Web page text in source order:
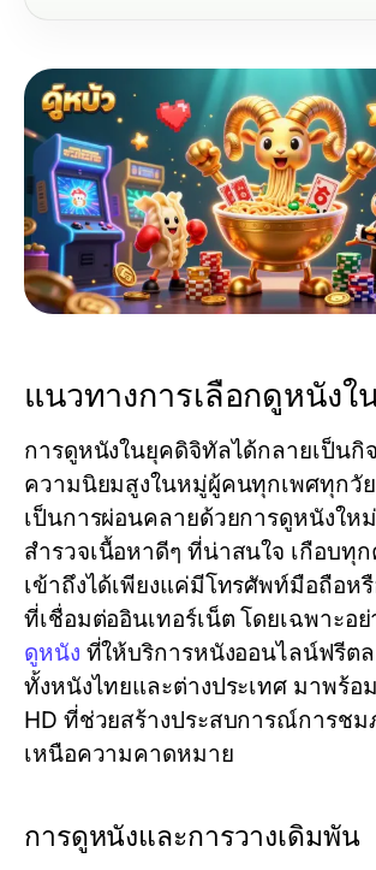
แนวทางการเลือกดูหนัง
การดูหนังในยุคดิจิทัลได้กลายเป็นกิ
ความนิยมสูงในหมู่ผู้คนทุกเพศทุกวัย
เป็นการผ่อนคลายด้วยการดูหนังให
สำรวจเนื้อหาดีๆ ที่น่าสนใจ เกือบทุ
เข้าถึงได้เพียงแค่มีโทรศัพท์มือถือห
ที่เชื่อมต่ออินเทอร์เน็ต โดยเฉพาะอย่
ดูหนัง ที่ให้บริการหนังออนไลน์ฟรีต
ทั้งหนังไทยและต่างประเทศ มาพร้
HD ที่ช่วยสร้างประสบการณ์การช
เหนือความคาดหมาย
การดูหนังและการวางเดิมพัน